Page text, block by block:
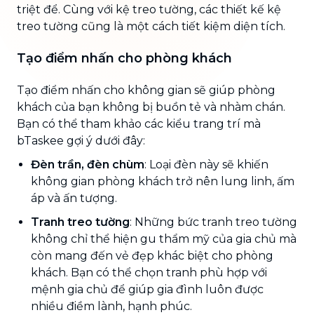
triệt để. Cùng với kệ treo tường, các thiết kế kệ
treo tường cũng là một cách tiết kiệm diện tích.
Tạo điểm nhấn cho phòng khách
Tạo điểm nhấn cho không gian sẽ giúp phòng
khách của bạn không bị buồn tẻ và nhàm chán.
Bạn có thể tham khảo các kiểu trang trí mà
bTaskee gợi ý dưới đây:
Đèn trần, đèn chùm: Loại đèn này sẽ khiến
không gian phòng khách trở nên lung linh, ấm
áp và ấn tượng.
Tranh treo tường: Những bức tranh treo tường
không chỉ thể hiện gu thẩm mỹ của gia chủ mà
còn mang đến vẻ đẹp khác biệt cho phòng
khách. Bạn có thể chọn tranh phù hợp với
mệnh gia chủ để giúp gia đình luôn được
nhiều điềm lành, hạnh phúc.